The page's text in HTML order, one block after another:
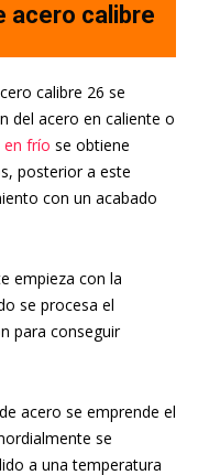
acero calibre
calibre 26 se
del acero en caliente o
en frío se obtiene
posterior a este
con un acabado
empieza con la
se procesa el
para conseguir
acero se emprende el
se
a una temperatura